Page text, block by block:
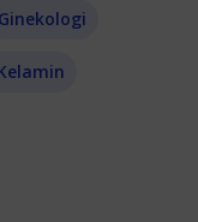
Ginekologi